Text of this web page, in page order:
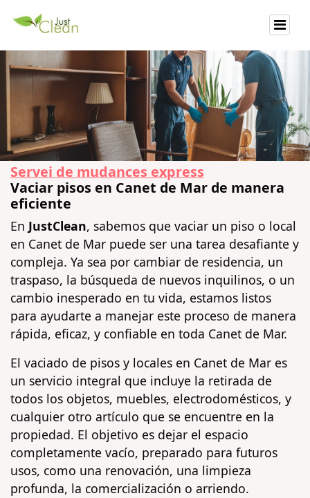
Servei de mudances express
Vaciar pisos en Canet de Mar de manera
eficiente
En JustClean, sabemos que vaciar un piso o local
en Canet de Mar puede ser una tarea desafiante y
compleja. Ya sea por cambiar de residencia, un
traspaso, la búsqueda de nuevos inquilinos, o un
cambio inesperado en tu vida, estamos listos
para ayudarte a manejar este proceso de manera
rápida, eficaz, y confiable en toda Canet de Mar.
El vaciado de pisos y locales en Canet de Mar es
un servicio integral que incluye la retirada de
todos los objetos, muebles, electrodomésticos, y
cualquier otro artículo que se encuentre en la
propiedad. El objetivo es dejar el espacio
completamente vacío, preparado para futuros
usos, como una renovación, una limpieza
profunda, la comercialización o arriendo.